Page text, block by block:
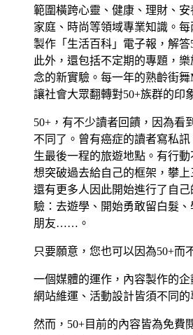
範圍橫跨心靈、健康、理財、安
家庭、時尚等領域專業知識。
製作「生活百科」電子報，解答
此外，還包括不定期的專題，
念的新實驗。每一年的熟齡街
讓社會大眾翻轉對50+族群的印
50+，有不少讀者回饋，因為看
不同了。曾有癌症的讀者寫私
生最後一程的旅遊地點。有行
想突破過去給自己的框架，攀上
還有更多人因此開始進行了自
驗：去遊學、開始勇敢留白髮
朋友……。
只要願意，您也可以因為50+而
一個媒體的運作，內容製作的企
網站維運、活動設計皆須不同的
然而，50+目前的內容皆為免費